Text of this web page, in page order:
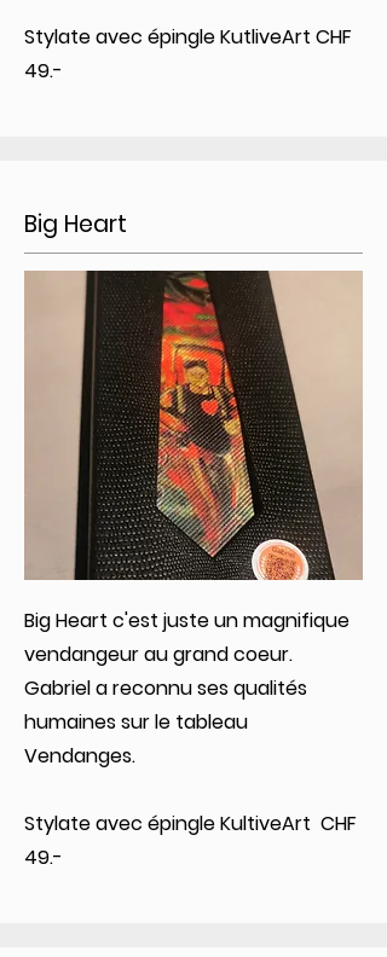
Stylate avec épingle KutliveArt CHF
49.-
Big Heart
Big Heart c'est juste un magnifique
vendangeur au grand coeur.
Gabriel a reconnu ses qualités
humaines sur le tableau
Vendanges.
Stylate avec épingle KultiveArt CHF
49.-